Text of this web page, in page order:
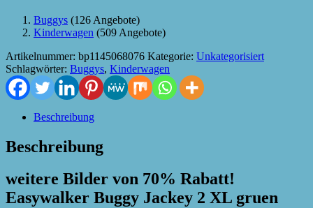
Buggys (126 Angebote)
Kinderwagen (509 Angebote)
Artikelnummer: bp1145068076 Kategorie: Unkategorisiert
Schlagwörter: Buggys, Kinderwagen
Beschreibung
Beschreibung
weitere Bilder von 70% Rabatt!
Easywalker Buggy Jackey 2 XL gruen